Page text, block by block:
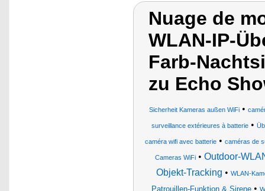
Nuage de
WLAN-IP-
Farb-
zu Echo
Sicherheit Kameras außen WiFi •
surveillance extérieures à batterie•
caméra wifi avec batterie • caméras de
Cameras WiFi • Outdoor-
Objekt-Tracking • WLAN-
Patrouillen-Funktion & Sirene•